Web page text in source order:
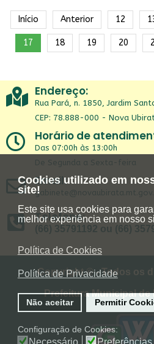
Cookies utilizado em
site!
Este site usa cookies para
melhor experiência em nosso
Política de Cookies
Política de Privacidade
Não aceitar Permitir
Configuração de Cookies:
Necessário Preferências
Início Anterior 12
17 18 19 20
Endereço:
Rua Pará, n. 1850, Jardim
CEP: 78.888-000 - Nova
Horário de
Das 07:00h às 13:00h
De Segunda a Sexta-feira
Email:
Telefone:
(66) 35791192 ou (66)
Copyright © - Todos os
Prefeitura Municipal de